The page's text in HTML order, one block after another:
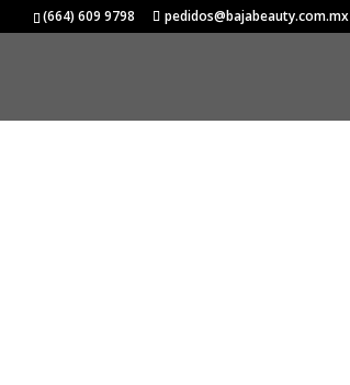
(664) 609 9798 pedidos@bajabeauty.com.mx